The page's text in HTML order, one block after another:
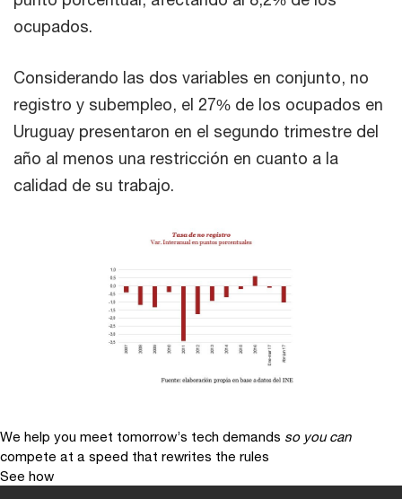
ocupados.
Considerando las dos variables en conjunto, no
registro y subempleo, el 27% de los ocupados en
Uruguay presentaron en el segundo trimestre del
año al menos una restricción en cuanto a la
calidad de su trabajo.
We help you meet tomorrow’s tech demands so you can
compete at a speed that rewrites the rules
See how